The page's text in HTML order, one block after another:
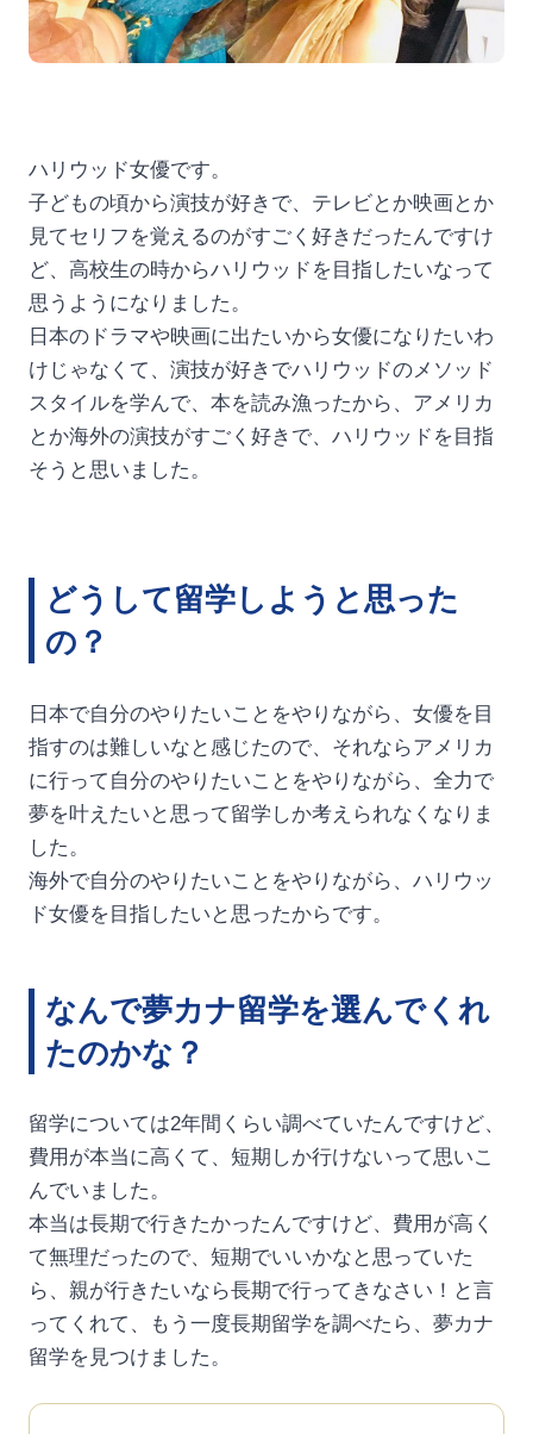
ハリウッド女優です。
子どもの頃から演技が好きで、テレビとか映画とか
見てセリフを覚えるのがすごく好きだったんですけ
ど、高校生の時からハリウッドを目指したいなって
思うようになりました。
日本のドラマや映画に出たいから女優になりたいわ
けじゃなくて、演技が好きでハリウッドのメソッド
スタイルを学んで、本を読み漁ったから、アメリカ
とか海外の演技がすごく好きで、ハリウッドを目指
そうと思いました。
どうして留学しようと思った
の？
日本で自分のやりたいことをやりながら、女優を目
指すのは難しいなと感じたので、それならアメリカ
に行って自分のやりたいことをやりながら、全力で
夢を叶えたいと思って留学しか考えられなくなりま
した。
海外で自分のやりたいことをやりながら、ハリウッ
ド女優を目指したいと思ったからです。
なんで夢カナ留学を選んでくれ
たのかな？
留学については2年間くらい調べていたんですけど、
費用が本当に高くて、短期しか行けないって思いこ
んでいました。
本当は長期で行きたかったんですけど、費用が高く
て無理だったので、短期でいいかなと思っていた
ら、親が行きたいなら長期で行ってきなさい！と言
ってくれて、もう一度長期留学を調べたら、夢カナ
留学を見つけました。